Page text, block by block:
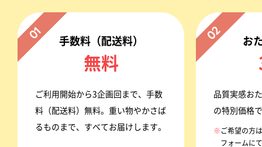
01 手数料（配送料）
無料
ご利用開始から3企画回まで、手数
料（配送料）無料。重い物やかさば
るものまで、すべてお届けします。
02 お
品質実感お
の特別価格
※ ご希望の方
フォームに